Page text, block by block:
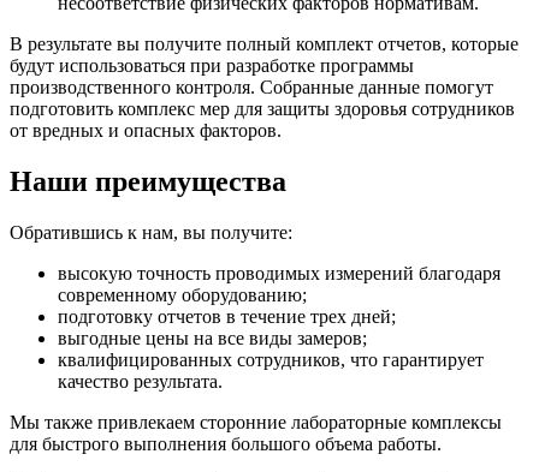
В результате вы получите полный комплект отчетов, которые
будут использоваться при разработке программы
производственного контроля. Собранные данные помогут
подготовить комплекс мер для защиты здоровья сотрудников
от вредных и опасных факторов.
Наши преимущества
Обратившись к нам, вы получите:
высокую точность проводимых измерений благодаря
современному оборудованию;
подготовку отчетов в течение трех дней;
выгодные цены на все виды замеров;
квалифицированных сотрудников, что гарантирует
качество результата.
Мы также привлекаем сторонние лабораторные комплексы
для быстрого выполнения большого объема работы.